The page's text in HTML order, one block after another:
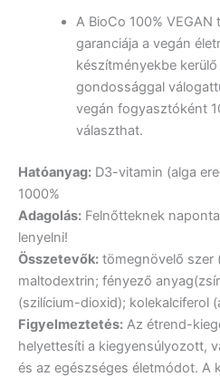
A BioCo 100%
garanciája a vegán
készítményekbe
gondossággal
vegán fogyasztóként
választhat.
Hatóanyag: D3-vitamin (alga
1000%
Adagolás: Felnőtteknek
lenyelni!
Összetevők: tömegnövelő szer
maltodextrin; fényező
(szilícium-dioxid); kolekalciferol
Figyelmeztetés: Az étrend-
helyettesíti a kiegyensúlyozott,
és az egészséges életmódot. A